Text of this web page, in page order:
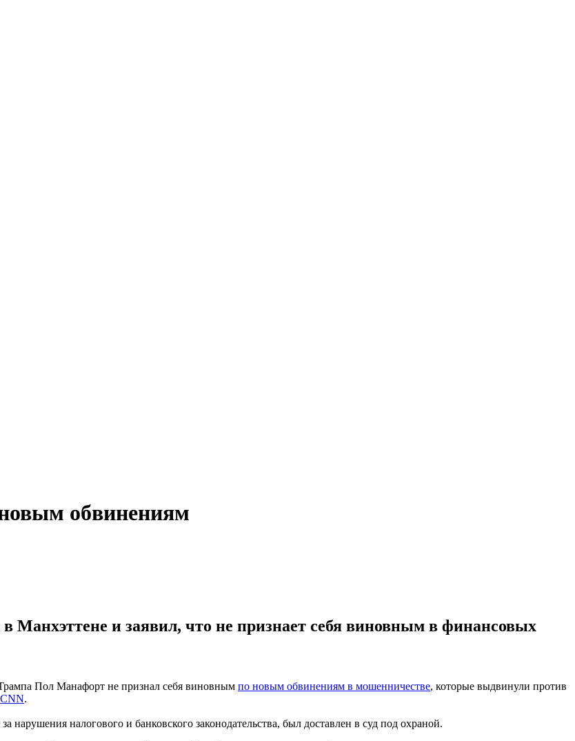
обвинениям
Манхэттене и заявил, что не признает себя виновным в финансовых
Пол Манафорт не признал себя виновным по новым обвинениям в мошенничестве, которые выдвинули против
CNN.
налогового и банковского законодательства, был доставлен в суд под охраной.